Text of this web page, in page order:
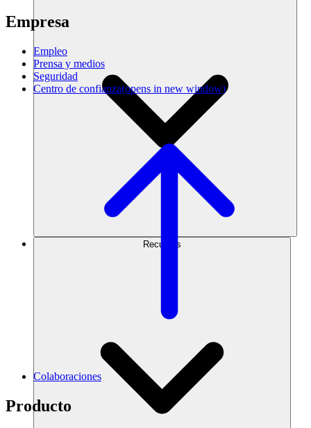
Recursos
Empresa
Empleo
Prensa y medios
Seguridad
Centro de confianza(opens in new window)
Colaboraciones
Producto